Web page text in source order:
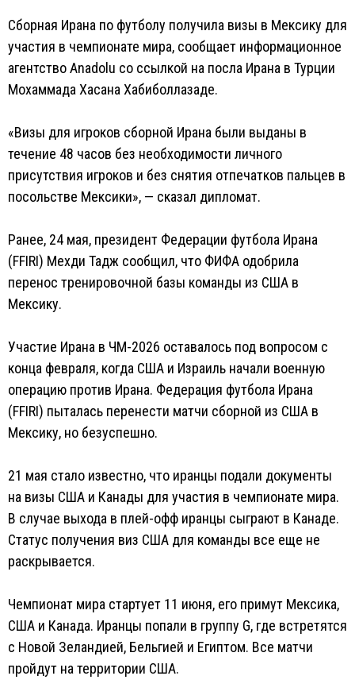
Сборная Ирана по футболу получила визы в Мексику для
участия в чемпионате мира, сообщает информационное
агентство Anadolu со ссылкой на посла Ирана в Турции
Мохаммада Хасана Хабиболлазаде.
«Визы для игроков сборной Ирана были выданы в
течение 48 часов без необходимости личного
присутствия игроков и без снятия отпечатков пальцев в
посольстве Мексики», — сказал дипломат.
Ранее, 24 мая, президент Федерации футбола Ирана
(FFIRI) Мехди Тадж сообщил, что ФИФА одобрила
перенос тренировочной базы команды из США в
Мексику.
Участие Ирана в ЧМ-2026 оставалось под вопросом с
конца февраля, когда США и Израиль начали военную
операцию против Ирана. Федерация футбола Ирана
(FFIRI) пыталась перенести матчи сборной из США в
Мексику, но безуспешно.
21 мая стало известно, что иранцы подали документы
на визы США и Канады для участия в чемпионате мира.
В случае выхода в плей-офф иранцы сыграют в Канаде.
Статус получения виз США для команды все еще не
раскрывается.
Чемпионат мира стартует 11 июня, его примут Мексика,
США и Канада. Иранцы попали в группу G, где встретятся
с Новой Зеландией, Бельгией и Египтом. Все матчи
пройдут на территории США.